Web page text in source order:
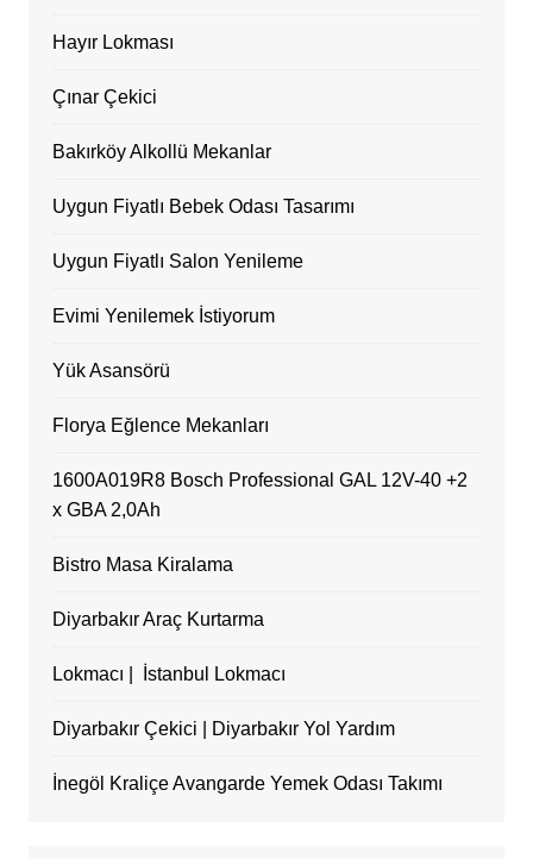
Hayır Lokması
Çınar Çekici
Bakırköy Alkollü Mekanlar
Uygun Fiyatlı Bebek Odası Tasarımı
Uygun Fiyatlı Salon Yenileme
Evimi Yenilemek İstiyorum
Yük Asansörü
Florya Eğlence Mekanları
1600A019R8 Bosch Professional GAL 12V-40 +2
x GBA 2,0Ah
Bistro Masa Kiralama
Diyarbakır Araç Kurtarma
Lokmacı | İstanbul Lokmacı
Diyarbakır Çekici | Diyarbakır Yol Yardım
İnegöl Kraliçe Avangarde Yemek Odası Takımı